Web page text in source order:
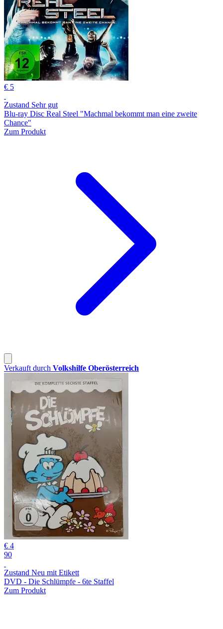
€ 5
Zustand Sehr gut
Blu-ray Disc Real Steel "Machmal bekommt man eine zweite
Chance"
Zum Produkt
Verkauft durch Volkshilfe Oberösterreich
€ 4
90
Zustand Neu mit Etikett
DVD - Die Schlümpfe - 6te Staffel
Zum Produkt